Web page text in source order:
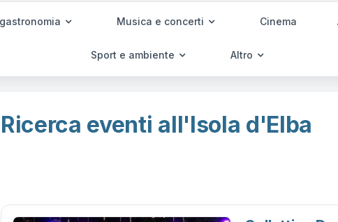
Musica e concerti Cinema
Sport e ambiente Altro
Ricerca eventi all'Isola d'Elba